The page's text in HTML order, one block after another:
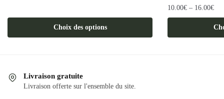
Choix des options
a
Les
options
10.00€ – 16.00€
produit
Livraison gratuite
Livraison offerte sur l'ensemble du site.